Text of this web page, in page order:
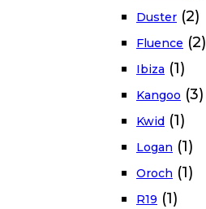
Duster (2)
Fluence (2)
Ibiza (1)
Kangoo (3)
Kwid (1)
Logan (1)
Oroch (1)
R19 (1)